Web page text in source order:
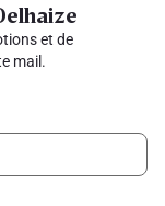
et de
mail.